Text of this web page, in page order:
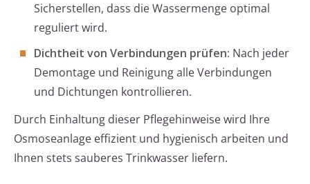
Sicherstellen, dass die Wassermenge optimal
reguliert wird.
Dichtheit von Verbindungen prüfen: Nach jeder
Demontage und Reinigung alle Verbindungen
und Dichtungen kontrollieren.
Durch Einhaltung dieser Pflegehinweise wird Ihre
Osmoseanlage effizient und hygienisch arbeiten und
Ihnen stets sauberes Trinkwasser liefern.